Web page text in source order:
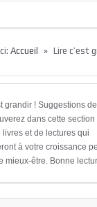
Accueil » Lire c’est
grandir ! Suggestions
dans cette section
livres et de lectures qui
à votre croissance
mieux-être. Bonne